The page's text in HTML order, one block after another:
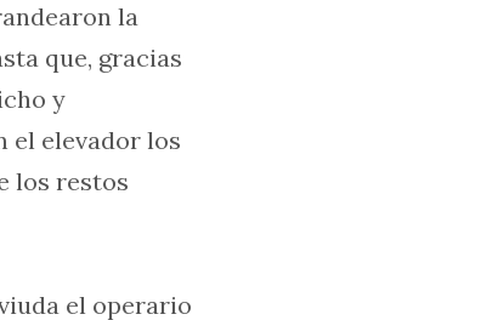
la
que, gracias
y
el elevador los
los restos
el operario